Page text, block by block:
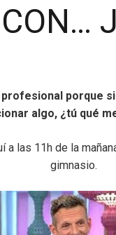
porque
algo, ¿tú qué
a las 11h de la
gimnasio.